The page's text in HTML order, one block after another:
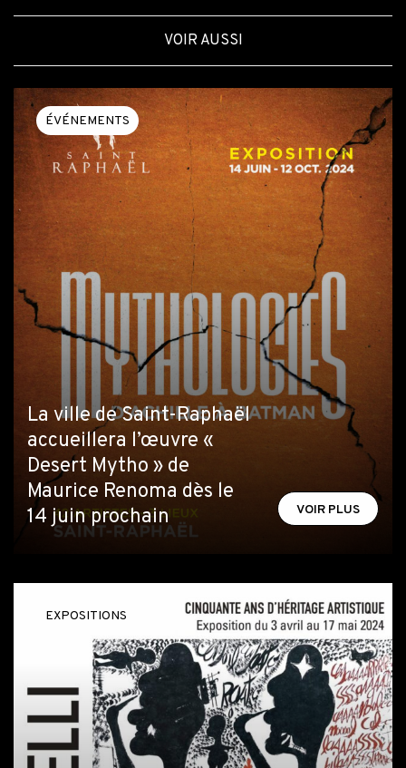
VOIR AUSSI
ÉVÉNEMENTS
La ville de Saint-Raphaël
accueillera l’œuvre «
Desert Mytho » de
Maurice Renoma dès le
14 juin prochain
VOIR PLUS
EXPOSITIONS